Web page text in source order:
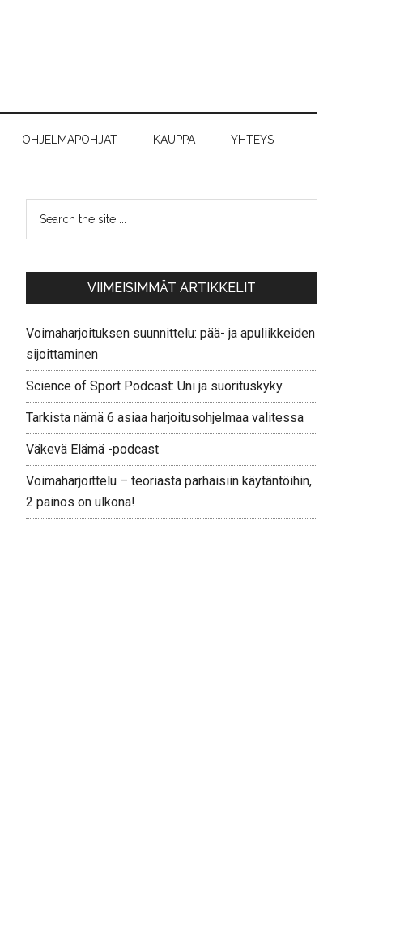
OHJELMAPOHJAT KAUPPA YHTEYS
VIIMEISIMMÄT ARTIKKELIT
Voimaharjoituksen suunnittelu: pää- ja apuliikkeiden
sijoittaminen
Science of Sport Podcast: Uni ja suorituskyky
Tarkista nämä 6 asiaa harjoitusohjelmaa valitessa
Väkevä Elämä -podcast
Voimaharjoittelu – teoriasta parhaisiin käytäntöihin,
2 painos on ulkona!